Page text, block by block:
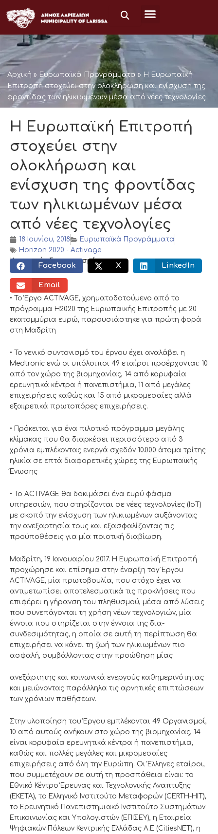
στο
περιεχόμενο
Αρχική » Ευρωπαϊκά Προγράμματα » Η Ευρωπαϊκή
Επιτροπή στοχεύει στην ολοκλήρωση και ενίσχυση της
φροντίδας των ηλικιωμένων μέσα από νέες τεχνολογίες
Η Ευρωπαϊκή Επιτροπή
στοχεύει στην
ολοκλήρωση και
ενίσχυση της φροντίδας
των ηλικιωμένων μέσα
από νέες τεχνολογίες
18 Ιουνίου, 2018
Ευρωπαϊκά Προγράμματα
Horizon 2020 - Activage
Κοινωνικός διαμοιρασμός:
Facebook X LinkedIn
Email
• Το Έργο ACTIVAGE, χρηματοδοτούμενο από το
πρόγραμμα H2020 της Ευρωπαϊκής Επιτροπής με 20
εκατομμύρια ευρώ, παρουσιάστηκε για πρώτη φορά
στη Μαδρίτη
• Το γενικό συντονισμό του έργου έχει αναλάβει η
Medtronic ενώ οι υπόλοιποι 49 εταίροι προέρχονται: 10
από τον χώρο της βιομηχανίας, 14 από κορυφαία
ερευνητικά κέντρα ή πανεπιστήμια, 11 από μεγάλες
επιχειρήσεις καθώς και 15 από μικρομεσαίες αλλά
εξαιρετικά πρωτοπόρες επιχειρήσεις.
• Πρόκειται για ένα πιλοτικό πρόγραμμα μεγάλης
κλίμακας που θα διαρκέσει περισσότερο από 3
χρόνια εμπλέκοντας ενεργά σχεδόν 10.000 άτομα τρίτης
ηλικία σε επτά διαφορετικές χώρες της Ευρωπαϊκής
Ένωσης
• Το ACTIVAGE θα δοκιμάσει ένα ευρύ φάσμα
υπηρεσιών, που στηρίζονται σε νέες τεχνολογίες (ΙοΤ)
με σκοπό την ενίσχυση των ηλικιωμένων αυξάνοντας
την ανεξαρτησία τους και εξασφαλίζοντας τις
προϋποθέσεις για μία ποιοτική διαβίωση.
Μαδρίτη, 19 Ιανουαρίου 2017. Η Ευρωπαϊκή Επιτροπή
προχώρησε και επίσημα στην έναρξη τοy Έργου
ACTIVAGE, μία πρωτοβουλία, που στόχο έχει να
αντιμετωπίσει αποτελεσματικά τις προκλήσεις που
επιφέρει η γήρανση του πληθυσμού, μέσα από λύσεις
που συνεπάγονται τη χρήση νέων τεχνολογιών, μία
έννοια που στηρίζεται στην έννοια της δια-
συνδεσιμότητας, η οποία σε αυτή τη περίπτωση θα
επιχειρήσει να κάνει τη ζωή των ηλικιωμένων πιο
ασφαλή, συμβάλλοντας στην προώθηση μίας
ανεξάρτητης και κοινωνικά ενεργούς καθημερινότητας
και μειώνοντας παράλληλα τις αρνητικές επιπτώσεων
των χρόνιων παθήσεων.
Στην υλοποίηση του Έργου εμπλέκονται 49 Οργανισμοί,
10 από αυτούς ανήκουν στο χώρο της βιομηχανίας, 14
είναι κορυφαία ερευνητικά κέντρα ή πανεπιστήμια,
καθώς και πολλές μεγάλες και μικρομεσαίες
επιχειρήσεις από όλη την Ευρώπη. Οι Έλληνες εταίροι,
που συμμετέχουν σε αυτή τη προσπάθεια είναι: το
Εθνικό Κέντρο Έρευνας και Τεχνολογικής Αναπτυξης
(ΕΚΕΤΑ), το Ελληνικό Ινστιτούτο Μεταφορών (CERTH-HIT),
το Ερευνητικό Πανεπιστημιακό Ινστιτούτο Συστημάτων
Επικοινωνίας και Υπολογιστών (ΕΠΙΣΕΥ), η Εταιρεία
Ψηφιακών Πόλεων Κεντρικής Ελλάδας Α.Ε (CitiesNET), η